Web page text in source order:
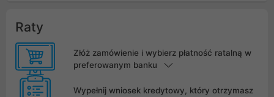
Raty
Złóż zamówienie i wybierz płatność ratalną w
preferowanym banku
Wypełnij wniosek kredytowy, który otrzymasz